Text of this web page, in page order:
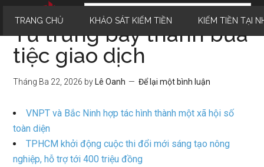
TRANG CHỦ KHẢO SÁT KIẾM TIỀN KIẾM TIỀN TẠI
Từ trưng bày thành bữa
tiệc giao dịch
Tháng Ba 22, 2026 by Lê Oanh Để lại một bình luận
VNPT và Bắc Ninh hợp tác hình thành một xã hội số
toàn diện
TPHCM khởi động cuộc thi đổi mới sáng tạo nông
nghiệp, hỗ trợ tới 400 triệu đồng